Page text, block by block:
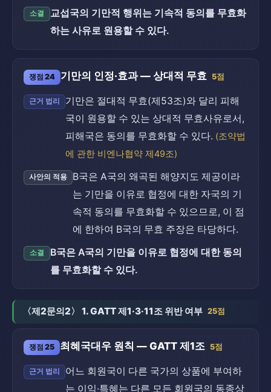
소결
교섭국의 기만적 행위는 기속적 동의를 무효화
하는 사유로 원용할 수 있다.
쟁점 24 기만의 인정·효과 — 상대적 무효 5점
근거 법리
기만은 절대적 무효(제53조)와 달리 피해
국이 원용할 수 있는 상대적 무효사유로서,
피해국은 동의를 무효화할 수 있다. (조약법
에 관한 비엔나협약 제49조)
사안의 적용
B국은 A국의 왜곡된 해양지도 제공이라
는 기만을 이유로 협정에 대한 자국의 기
속적 동의를 무효화할 수 있으므로, 이 점
에 한하여 B국의 무효 주장은 타당하다.
소결
B국은 A국의 기만을 이유로 협정에 대한 동의
를 무효화할 수 있다.
〈제2문의2〉 1. GATT 제1·3·11조 위반 여부 25점
쟁점 25 최혜국대우 원칙 — GATT 제1조 5점
근거 법리
어느 회원국이 다른 국가의 상품에 부여하
는 이익·특혜는 다른 모든 회원국의 동종상